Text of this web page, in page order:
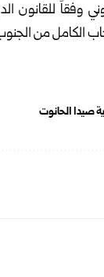
وفقاً للقانون
الكامل من
صيدا الحانوت